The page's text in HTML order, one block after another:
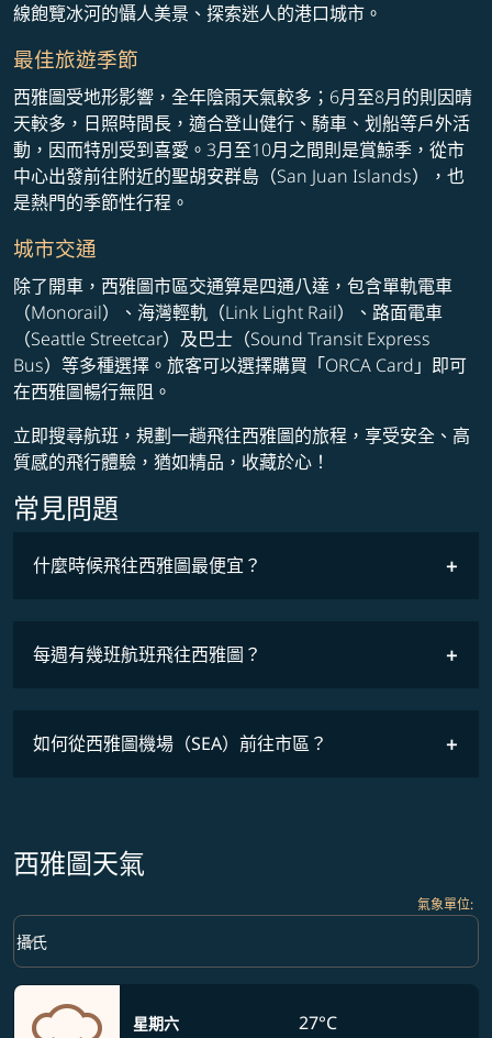
線飽覽冰河的懾人美景、探索迷人的港口城市。
最佳旅遊季節
西雅圖受地形影響，全年陰雨天氣較多；6月至8月的則因晴
天較多，日照時間長，適合登山健行、騎車、划船等戶外活
動，因而特別受到喜愛。3月至10月之間則是賞鯨季，從市
中心出發前往附近的聖胡安群島（San Juan Islands），也
是熱門的季節性行程。
城市交通
除了開車，西雅圖市區交通算是四通八達，包含單軌電車
（Monorail）、海灣輕軌（Link Light Rail）、路面電車
（Seattle Streetcar）及巴士（Sound Transit Express
Bus）等多種選擇。旅客可以選擇購買「ORCA Card」即可
在西雅圖暢行無阻。
立即搜尋航班，規劃一趟飛往西雅圖的旅程，享受安全、高
質感的飛行體驗，猶如精品，收藏於心！
常見問題
什麼時候飛往西雅圖最便宜？
COSMILE會員
每週有幾班航班飛往西雅圖？
如何從西雅圖機場（SEA）前往市區？
西雅圖天氣
氣象單位:
Weather unit option 攝氏 Selected
攝氏
keyboard_arrow_down
星期六
27°C